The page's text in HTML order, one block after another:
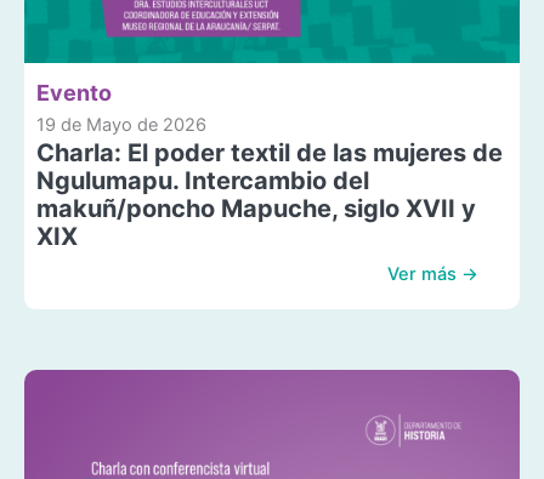
Evento
19 de Mayo de 2026
Charla: El poder textil de las mujeres de
Ngulumapu. Intercambio del
makuñ/poncho Mapuche, siglo XVII y
XIX
Ver más →